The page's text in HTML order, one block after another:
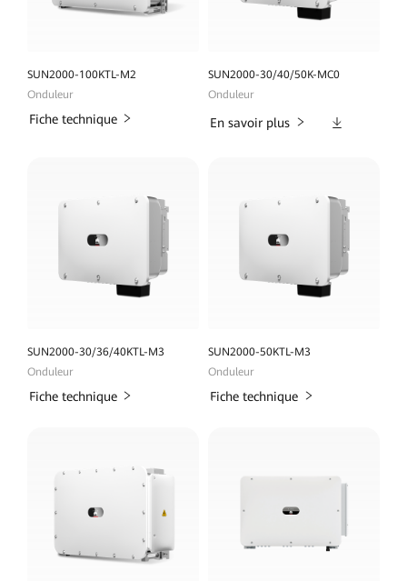
SUN2000-100KTL-M2
Onduleur
Fiche technique
SUN2000-30/40/50K-MC0
Onduleur
En savoir plus
SUN2000-30/36/40KTL-M3
Onduleur
Fiche technique
SUN2000-50KTL-M3
Onduleur
Fiche technique